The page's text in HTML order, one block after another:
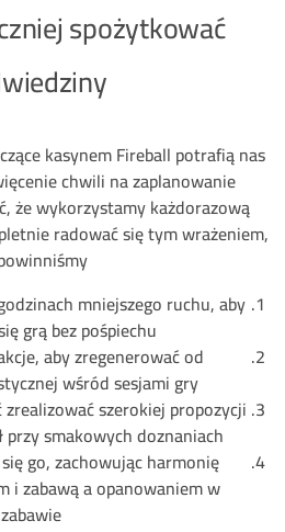
spożytkować
kasynem Fireball potrafią nas
chwili na zaplanowanie
że wykorzystamy każdorazową
radować się tym wrażeniem,
mniejszego ruchu, aby
grą bez pośpiechu.
aby zregenerować od
wśród sesjami gry.
szerokiej propozycji
smakowych doznaniach.
go, zachowując harmonię
i zabawą a opanowaniem w
zabawie.